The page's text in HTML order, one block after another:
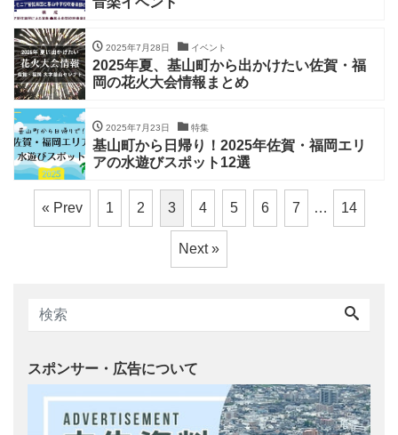
2025年7月28日 イベント
2025年夏、基山町から出かけたい佐賀・福
岡の花火大会情報まとめ
2025年7月23日 特集
基山町から日帰り！2025年佐賀・福岡エリ
アの水遊びスポット12選
« Prev 1 2 3 4 5 6 7 … 14
Next »
スポンサー・広告について